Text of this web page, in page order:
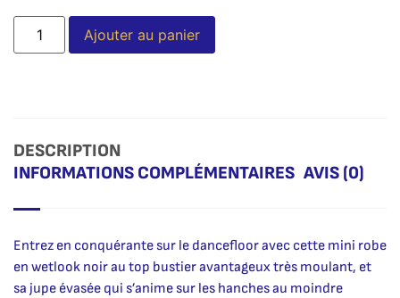
Ajouter au panier
DESCRIPTION
INFORMATIONS COMPLÉMENTAIRES AVIS (0)
Entrez en conquérante sur le dancefloor avec cette mini robe
en wetlook noir au top bustier avantageux très moulant, et
sa jupe évasée qui s’anime sur les hanches au moindre